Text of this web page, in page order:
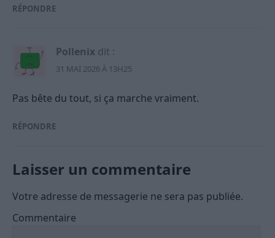
RÉPONDRE
Pollenix dit :
31 MAI 2026 À 13H25
Pas bête du tout, si ça marche vraiment.
RÉPONDRE
Laisser un commentaire
Votre adresse de messagerie ne sera pas publiée.
Commentaire